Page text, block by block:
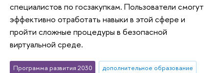
специалистов по госзакупкам. Пользователи смогут
эффективно отработать навыки в этой сфере и
пройти сложные процедуры в безопасной
виртуальной среде.
Программа развития 2030
дополнительное образование